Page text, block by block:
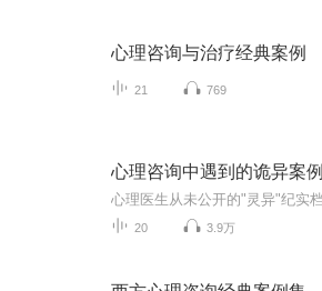
心理咨询与治疗经典案例
21 769
心理咨询中遇到的诡异案例
20 3.9万